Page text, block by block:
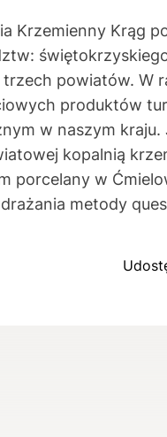
Krzemienny Krąg
powiatów. W
produktów
w naszym
kopalnią
porcelany w
metody